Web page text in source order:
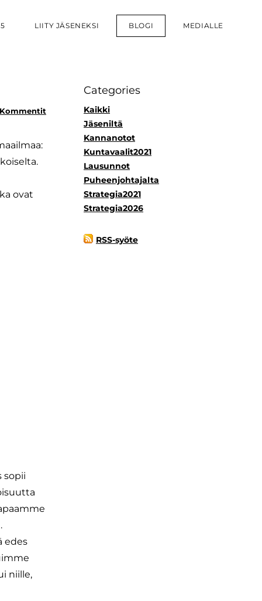
LIITY JÄSENEKSI BLOGI MEDIALLE
ovat
sopii
edes
niille,
Categories
Kaikki
Jäseniltä
Kannanotot
Kuntavaalit2021
Lausunnot
Puheenjohtajalta
Strategia2021
Strategia2026
RSS-syöte